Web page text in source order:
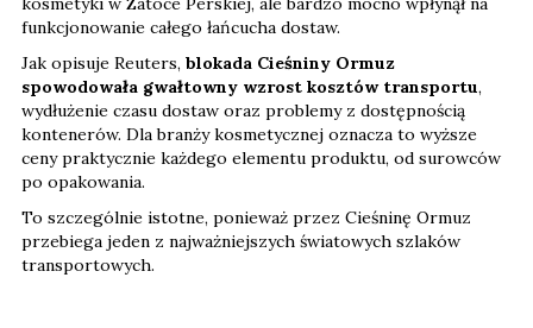
funkcjonowanie całego łańcucha dostaw.
Jak opisuje Reuters, blokada Cieśniny Ormuz
spowodowała gwałtowny wzrost kosztów transportu,
wydłużenie czasu dostaw oraz problemy z dostępnością
kontenerów. Dla branży kosmetycznej oznacza to wyższe
ceny praktycznie każdego elementu produktu, od surowców
po opakowania.
To szczególnie istotne, ponieważ przez Cieśninę Ormuz
przebiega jeden z najważniejszych światowych szlaków
transportowych.